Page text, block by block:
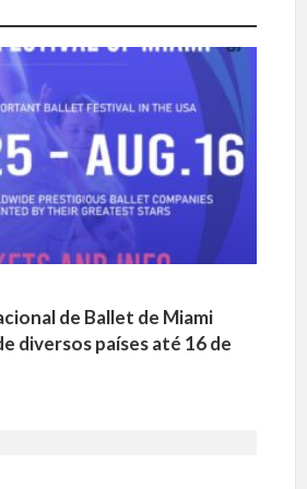
de Ballet de Miami
diversos países até 16 de